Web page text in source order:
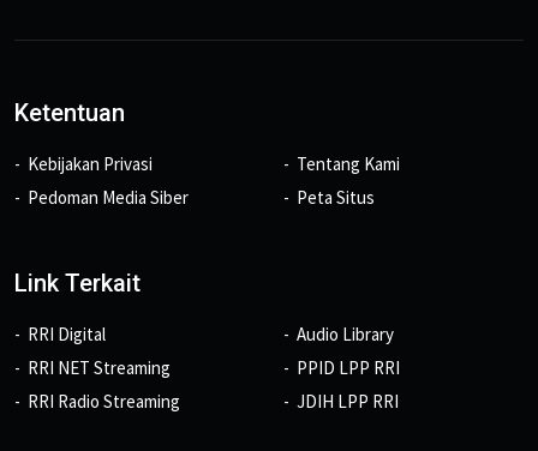
Ketentuan
Kebijakan Privasi
Pedoman Media Siber
Tentang Kami
Peta Situs
Link Terkait
RRI Digital
RRI NET Streaming
RRI Radio Streaming
Audio Library
PPID LPP RRI
JDIH LPP RRI